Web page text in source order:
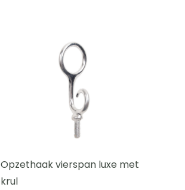
Opzethaak vierspan luxe met
krul